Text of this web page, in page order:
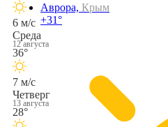
Аврора, Крым
+31°
6 м/с
Среда
12 августа
36°
7 м/с
Четверг
13 августа
28°